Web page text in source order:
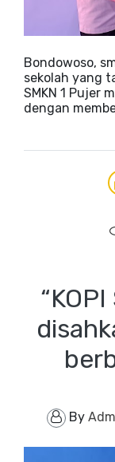
Bondowoso,
sekolah yang
SMKN 1 Pujer
dengan
By